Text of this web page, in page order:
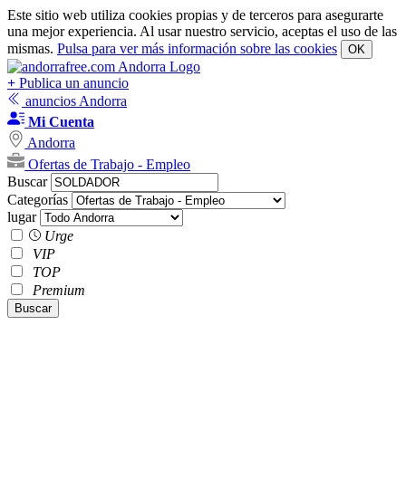
Este sitio web utiliza cookies propias y de terceros para asegurarte
una mejor experiencia. Al usar nuestro servicio, aceptas el uso de las
mismas. Pulsa para ver más información sobre las cookies OK
+ Publica un anuncio
anuncios Andorra
Mi Cuenta
Andorra
Ofertas de Trabajo - Empleo
Buscar
Categorías
lugar
Urge
VIP
TOP
Premium
Buscar